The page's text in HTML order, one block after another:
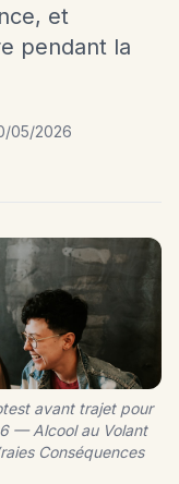
et
pendant la
05/2026
avant trajet pour
— Alcool au Volant
Conséquences